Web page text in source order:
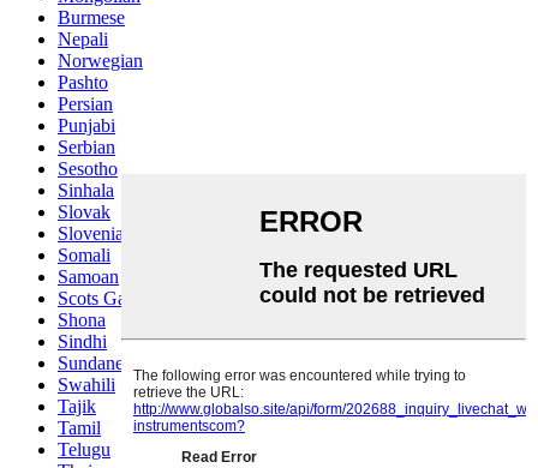
Burmese
Nepali
Norwegian
Pashto
Persian
Punjabi
Serbian
Sesotho
Sinhala
Slovak
Slovenian
Somali
Samoan
Scots Gaelic
Shona
Sindhi
Sundanese
Swahili
Tajik
Tamil
Telugu